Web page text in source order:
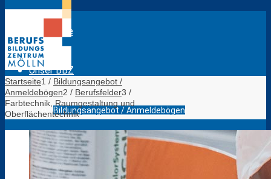
Startseite
Unser BBZ
Bildungsangebot / Anmeldebögen
Das sind wir
Startseite1 / Bildungsangebot /
Anmeldebögen2 / Berufsfelder3 /
Farbtechnik, Raumgestaltung und
Oberflächentechnik